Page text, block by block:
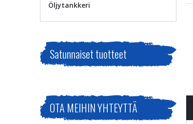
Öljytankkeri
Satunnaiset tuotteet
OTA MEIHIN YHTEYTTÄ